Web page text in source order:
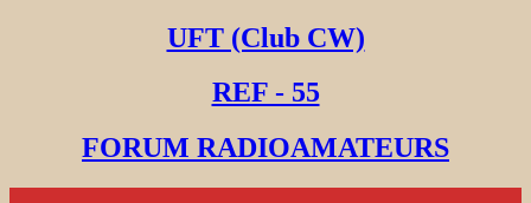
UFT (Club CW)
REF - 55
FORUM RADIOAMATEURS